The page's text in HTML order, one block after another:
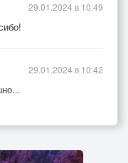
29.01.2024 в 10:49
29.01.2024 в 10:42